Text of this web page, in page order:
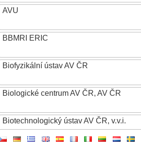
AVU
BBMRI ERIC
Biofyzikální ústav AV ČR
Biologické centrum AV ČR, AV ČR
Biotechnologický ústav AV ČR, v.v.i.